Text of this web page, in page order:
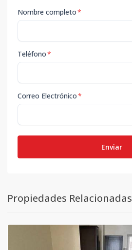
Nombre completo*
Teléfono*
Correo Electrónico*
Enviar
Propiedades Relacionadas